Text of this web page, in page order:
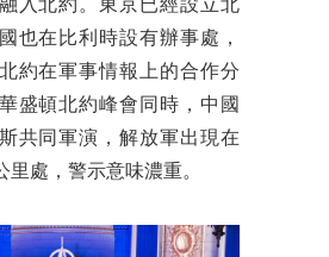
入北約。東京已經設立北
也在比利時設有辦事處，
約在軍事情報上的合作分
盛頓北約峰會同時，中國
共同軍演，解放軍出現在
里處，警示意味濃重。